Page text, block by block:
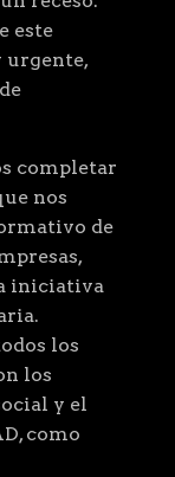
este
urgente,
completar
nos
de
iniciativa
los
los
y el
como